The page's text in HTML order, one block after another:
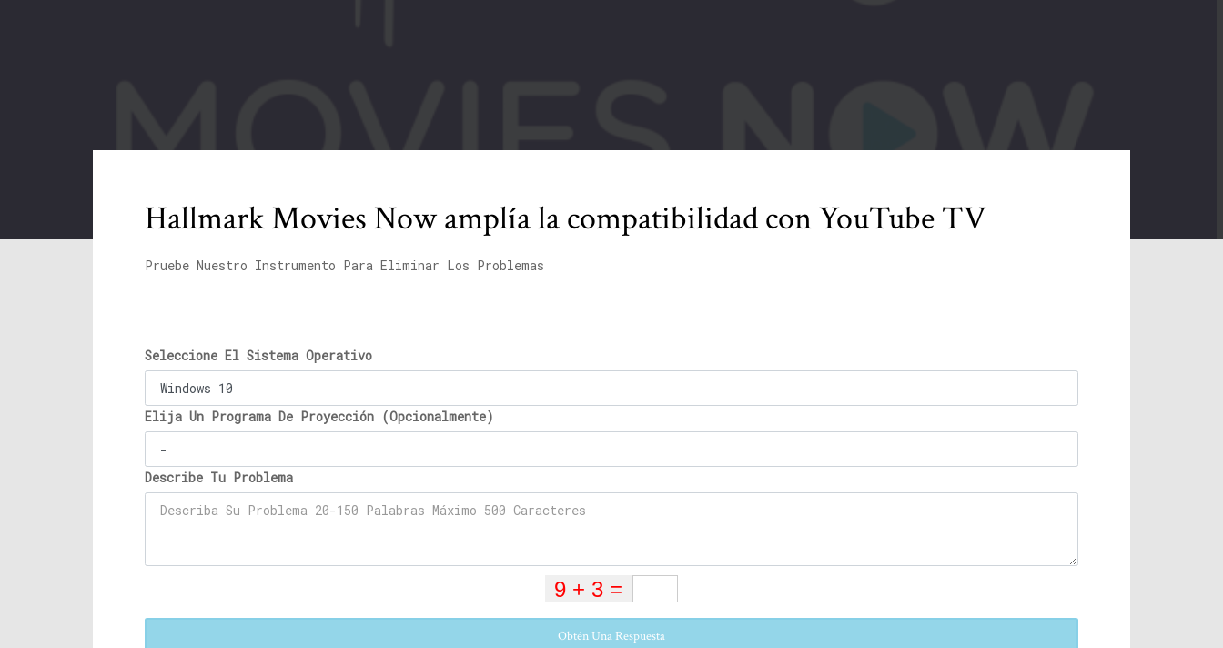
Hallmark Movies Now amplía la compatibilidad con YouTube TV
Pruebe Nuestro Instrumento Para Eliminar Los Problemas
Seleccione El Sistema Operativo
Elija Un Programa De Proyección (Opcionalmente)
Describe Tu Problema
Obtén Una Respuesta